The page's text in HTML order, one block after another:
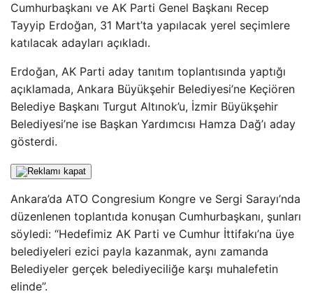
Cumhurbaşkanı ve AK Parti Genel Başkanı Recep
Tayyip Erdoğan, 31 Mart’ta yapılacak yerel seçimlere
katılacak adayları açıkladı.
Erdoğan, AK Parti aday tanıtım toplantısında yaptığı
açıklamada, Ankara Büyükşehir Belediyesi’ne Keçiören
Belediye Başkanı Turgut Altınok’u, İzmir Büyükşehir
Belediyesi’ne ise Başkan Yardımcısı Hamza Dağ’ı aday
gösterdi.
Ankara’da ATO Congresium Kongre ve Sergi Sarayı’nda
düzenlenen toplantıda konuşan Cumhurbaşkanı, şunları
söyledi: “Hedefimiz AK Parti ve Cumhur İttifakı’na üye
belediyeleri ezici payla kazanmak, aynı zamanda
Belediyeler gerçek belediyeciliğe karşı muhalefetin
elinde”.